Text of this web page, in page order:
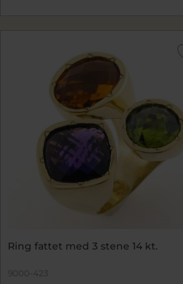
Ring fattet med 3 stene 14 kt.
9000-423